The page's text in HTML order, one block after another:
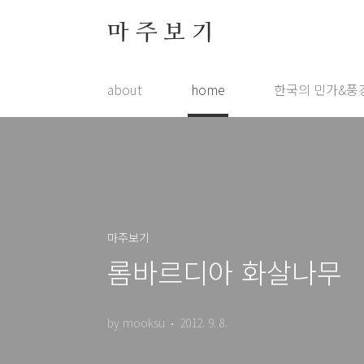
마 주 보 기
about home 한국의 민가&풍
마주보기
롬바르디아 화살나무
by mooksu 2012. 9. 8.